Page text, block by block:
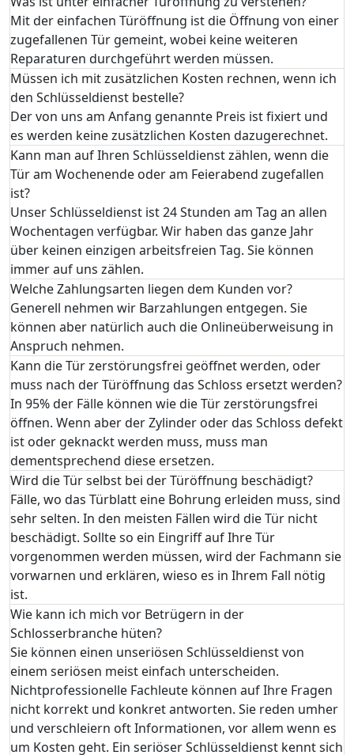
Mit der einfachen Türöffnung ist die Öffnung von einer
zugefallenen Tür gemeint, wobei keine weiteren
Reparaturen durchgeführt werden müssen.
Müssen ich mit zusätzlichen Kosten rechnen, wenn ich
den Schlüsseldienst bestelle?
Der von uns am Anfang genannte Preis ist fixiert und
es werden keine zusätzlichen Kosten dazugerechnet.
Kann man auf Ihren Schlüsseldienst zählen, wenn die
Tür am Wochenende oder am Feierabend zugefallen
ist?
Unser Schlüsseldienst ist 24 Stunden am Tag an allen
Wochentagen verfügbar. Wir haben das ganze Jahr
über keinen einzigen arbeitsfreien Tag. Sie können
immer auf uns zählen.
Welche Zahlungsarten liegen dem Kunden vor?
Generell nehmen wir Barzahlungen entgegen. Sie
können aber natürlich auch die Onlineüberweisung in
Anspruch nehmen.
Kann die Tür zerstörungsfrei geöffnet werden, oder
muss nach der Türöffnung das Schloss ersetzt werden?
In 95% der Fälle können wie die Tür zerstörungsfrei
öffnen. Wenn aber der Zylinder oder das Schloss defekt
ist oder geknackt werden muss, muss man
dementsprechend diese ersetzen.
Wird die Tür selbst bei der Türöffnung beschädigt?
Fälle, wo das Türblatt eine Bohrung erleiden muss, sind
sehr selten. In den meisten Fällen wird die Tür nicht
beschädigt. Sollte so ein Eingriff auf Ihre Tür
vorgenommen werden müssen, wird der Fachmann sie
vorwarnen und erklären, wieso es in Ihrem Fall nötig
ist.
Wie kann ich mich vor Betrügern in der
Schlosserbranche hüten?
Sie können einen unseriösen Schlüsseldienst von
einem seriösen meist einfach unterscheiden.
Nichtprofessionelle Fachleute können auf Ihre Fragen
nicht korrekt und konkret antworten. Sie reden umher
und verschleiern oft Informationen, vor allem wenn es
um Kosten geht. Ein seriöser Schlüsseldienst kennt sich